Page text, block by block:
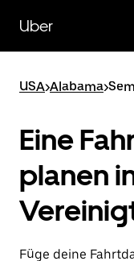
zum
Hauptinhalt
Uber
USA>Alabama>
Eine
planen
Füge deine